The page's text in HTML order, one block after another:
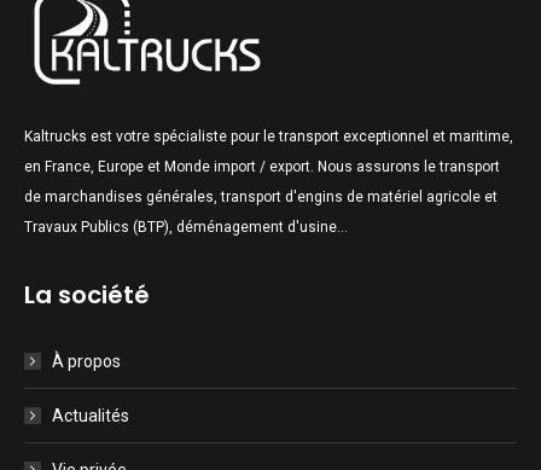
Kaltrucks est votre spécialiste pour le transport exceptionnel et maritime,
en France, Europe et Monde import / export. Nous assurons le transport
de marchandises générales, transport d'engins de matériel agricole et
Travaux Publics (BTP), déménagement d'usine...
La société
À propos
Actualités